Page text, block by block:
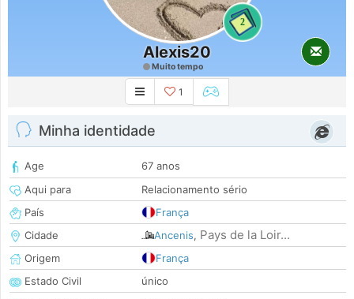
2
Alexis20
Muito tempo
1
Minha identidade
Age
67 anos
Aqui para
Relacionamento sério
País
França
Cidade
Ancenis, Pays de la Loir...
Origem
França
Estado Civil
único